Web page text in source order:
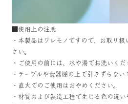
■使用上の注意
・本製品はワレモノですので、お取り
さい。
・ご使用の前には、水や湯でお洗いくだ
・テーブルや食器棚の上で引きずらない
・直火でのご使用はおやめください。
・材質および製造工程で生じる色の違